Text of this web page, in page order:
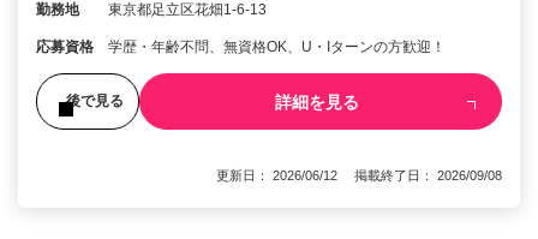
勤務地 東京都足立区花畑1-6-13
応募資格 学歴・年齢不問、無資格OK、U・Iターンの方歓迎！
後で見る 詳細を見る
更新日： 2026/06/12 掲載終了日： 2026/09/08